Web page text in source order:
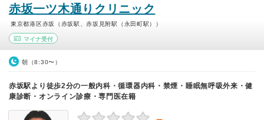
赤坂一ツ木通りクリニック
東京都港区赤坂（赤坂駅、赤坂見附駅（永田町駅））
マイナ受付
朝（8:30〜）
赤坂駅より徒歩2分の一般内科・循環器内科・禁煙・睡眠無呼吸外来・健
康診断・オンライン診療・専門医在籍